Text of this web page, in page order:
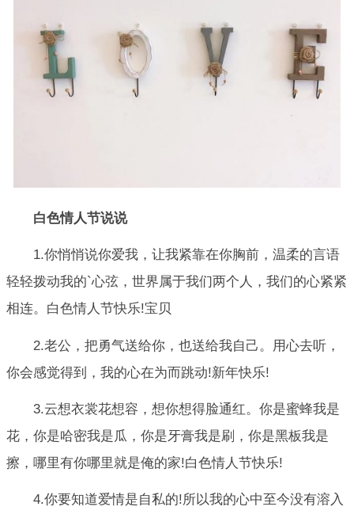
白色情人节说说
1.你悄悄说你爱我，让我紧靠在你胸前，温柔的言语
轻轻拨动我的`心弦，世界属于我们两个人，我们的心紧紧
相连。白色情人节快乐!宝贝
2.老公，把勇气送给你，也送给我自己。用心去听，
你会感觉得到，我的心在为而跳动!新年快乐!
3.云想衣裳花想容，想你想得脸通红。你是蜜蜂我是
花，你是哈密我是瓜，你是牙膏我是刷，你是黑板我是
擦，哪里有你哪里就是俺的家!白色情人节快乐!
4.你要知道爱情是自私的!所以我的心中至今没有溶入